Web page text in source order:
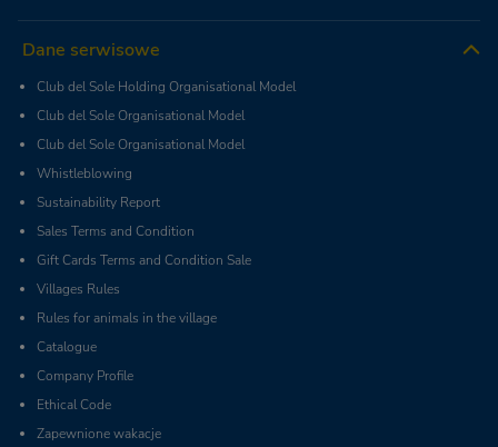
Dane serwisowe
Club del Sole Holding Organisational Model
Club del Sole Organisational Model
Club del Sole Organisational Model
Whistleblowing
Sustainability Report
Sales Terms and Condition
Gift Cards Terms and Condition Sale
Villages Rules
Rules for animals in the village
Catalogue
Company Profile
Ethical Code
Zapewnione wakacje